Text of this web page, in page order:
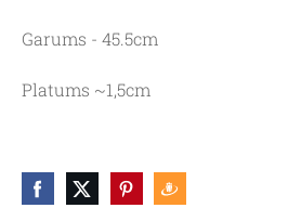
Garums - 45.5cm
Platums ~1,5cm